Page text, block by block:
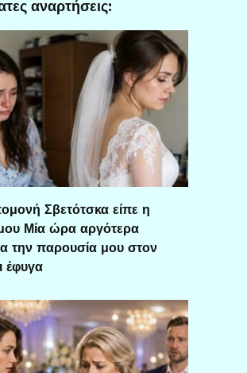
αναρτήσεις:
Σβετότσκα είπε η
Μία ώρα αργότερα
την παρουσία μου στον
έφυγα